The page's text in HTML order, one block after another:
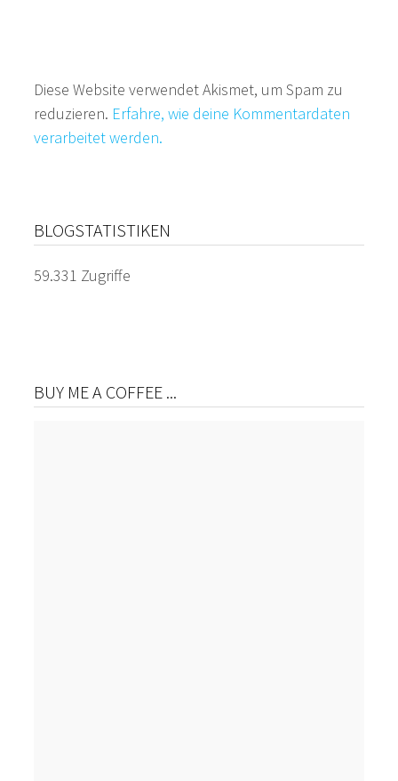
Diese Website verwendet Akismet, um Spam zu
reduzieren. Erfahre, wie deine Kommentardaten
verarbeitet werden.
BLOGSTATISTIKEN
59.331 Zugriffe
BUY ME A COFFEE ...